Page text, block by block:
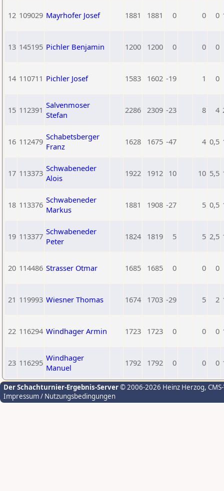
12 109029 Mayrhofer Josef 1881 1881 0 0 0
13 145195 Pichler Benjamin 1200 1200 0 0 0
14 110711 Pichler Josef 1583 1602 -19 1 0
15 112391 Salvenmoser
Stefan
2286 2309 -23 8 4
16 112479 Schabetsberger
Franz
1628 1675 -47 4 0,5
17 113373 Schwabeneder
Alois
1922 1912 10 10 5,5
18 113376 Schwabeneder
Markus
1881 1908 -27 5 0,5
19 113377 Schwabeneder
Peter
1824 1819 5 5 2,5
20 114486 Strasser Otmar 1685 1685 0 0 0
21 119993 Wiesner Thomas 1674 1703 -29 5 2
22 116294 Windhager Armin 1723 1723 0 0 0
23 116295 Windhager
Manuel
1792 1792 0 0 0
Der Schachturnier-Ergebnis-Server© 2006-2026 Heinz Herzog,
Impressum / Nutzungsbedingungen